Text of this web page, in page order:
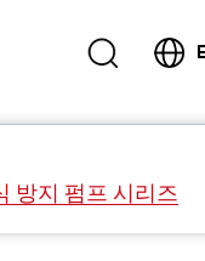
방지 펌프 시리즈